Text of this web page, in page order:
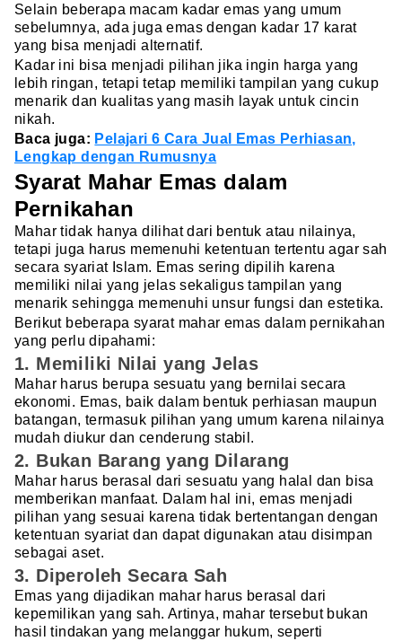
Selain beberapa macam kadar emas yang umum
sebelumnya, ada juga emas dengan kadar 17 karat
yang bisa menjadi alternatif.
Kadar ini bisa menjadi pilihan jika ingin harga yang
lebih ringan, tetapi tetap memiliki tampilan yang cukup
menarik dan kualitas yang masih layak untuk cincin
nikah.
Baca juga: Pelajari 6 Cara Jual Emas Perhiasan,
Lengkap dengan Rumusnya
Syarat Mahar Emas dalam
Pernikahan
Mahar tidak hanya dilihat dari bentuk atau nilainya,
tetapi juga harus memenuhi ketentuan tertentu agar sah
secara syariat Islam. Emas sering dipilih karena
memiliki nilai yang jelas sekaligus tampilan yang
menarik sehingga memenuhi unsur fungsi dan estetika.
Berikut beberapa syarat mahar emas dalam pernikahan
yang perlu dipahami:
1. Memiliki Nilai yang Jelas
Mahar harus berupa sesuatu yang bernilai secara
ekonomi. Emas, baik dalam bentuk perhiasan maupun
batangan, termasuk pilihan yang umum karena nilainya
mudah diukur dan cenderung stabil.
2. Bukan Barang yang Dilarang
Mahar harus berasal dari sesuatu yang halal dan bisa
memberikan manfaat. Dalam hal ini, emas menjadi
pilihan yang sesuai karena tidak bertentangan dengan
ketentuan syariat dan dapat digunakan atau disimpan
sebagai aset.
3. Diperoleh Secara Sah
Emas yang dijadikan mahar harus berasal dari
kepemilikan yang sah. Artinya, mahar tersebut bukan
hasil tindakan yang melanggar hukum, seperti